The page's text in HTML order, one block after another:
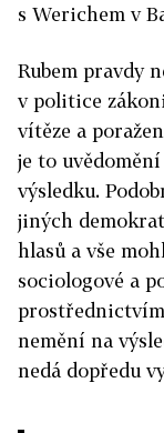
s Werichem v
Rubem pravdy
v politice
vítěze a
je to
výsledku.
jiných
hlasů a vše
sociologové a
nemění na
nedá dopředu